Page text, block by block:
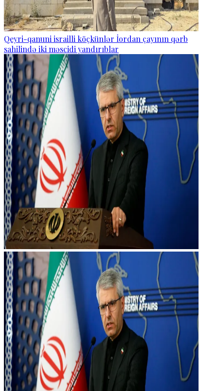
Qeyri-qanuni israilli köçkünlər İordan çayının qərb
sahilində iki məscidi yandırıblar